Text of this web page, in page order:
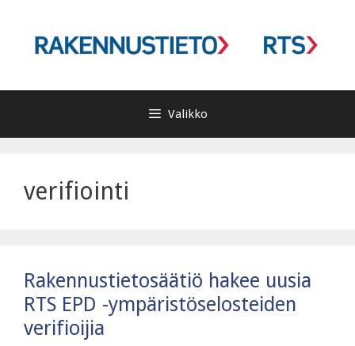
Valikko
verifiointi
Rakennustietosäätiö hakee uusia
RTS EPD -ympäristöselosteiden
verifioijia